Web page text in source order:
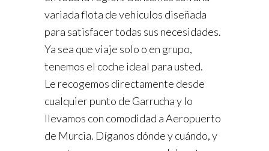
variada flota de vehículos diseñada
para satisfacer todas sus necesidades.
Ya sea que viaje solo o en grupo,
tenemos el coche ideal para usted.
Le recogemos directamente desde
cualquier punto de Garrucha y lo
llevamos con comodidad a Aeropuerto
de Murcia. Díganos dónde y cuándo, y